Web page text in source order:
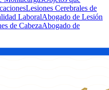
Lesiones Cerebrales de
LaboralAbogado de Lesión
de CabezaAbogado de